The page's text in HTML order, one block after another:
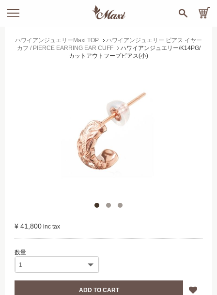
ハワイアンジュエリーMaxi TOP
ハワイアンジュエリー ピアス イヤー
カフ / PIERCE EARRING EAR CUFF
ハワイアンジュエリー/K14PG/
カットアウトフープピアス(小)
¥ 41,800